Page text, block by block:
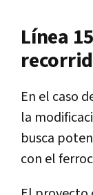
Línea
En el caso
la
busca
con el